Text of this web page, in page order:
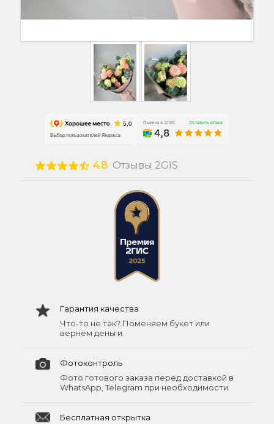
4.8 Отзывы 2GIS
Гарантия качества
Что-то не так? Поменяем букет или
вернём деньги.
Фотоконтроль
Фото готового заказа перед доставкой в
WhatsApp, Telegram при необходимости.
Бесплатная открытка